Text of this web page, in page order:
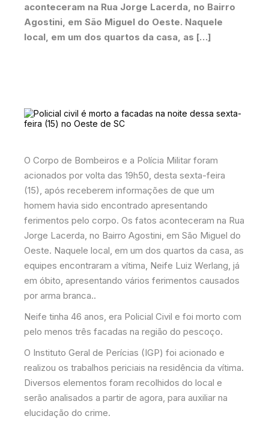
aconteceram na Rua Jorge Lacerda, no Bairro
Agostini, em São Miguel do Oeste. Naquele
local, em um dos quartos da casa, as […]
O Corpo de Bombeiros e a Polícia Militar foram
acionados por volta das 19h50, desta sexta-feira
(15), após receberem informações de que um
homem havia sido encontrado apresentando
ferimentos pelo corpo. Os fatos aconteceram na Rua
Jorge Lacerda, no Bairro Agostini, em São Miguel do
Oeste. Naquele local, em um dos quartos da casa, as
equipes encontraram a vítima, Neife Luiz Werlang, já
em óbito, apresentando vários ferimentos causados
por arma branca..
Neife tinha 46 anos, era Policial Civil e foi morto com
pelo menos três facadas na região do pescoço.
O Instituto Geral de Perícias (IGP) foi acionado e
realizou os trabalhos periciais na residência da vítima.
Diversos elementos foram recolhidos do local e
serão analisados a partir de agora, para auxiliar na
elucidação do crime.